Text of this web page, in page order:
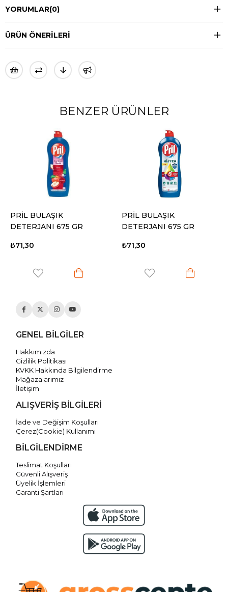
YORUMLAR(0)
ÜRÜN ÖNERILERI
BENZER ÜRÜNLER
PRİL BULAŞIK
DETERJANI 675 GR
₺71,30
PRİL BULAŞIK
DETERJANI 675 GR
₺71,30
GENEL BİLGİLER
Hakkımızda
Gizlilik Politikası
KVKK Hakkında Bilgilendirme
Mağazalarımız
İletişim
ALIŞVERİŞ BİLGİLERİ
İade ve Değişim Koşulları
Çerez(Cookie) Kullanımı
BİLGİLENDİRME
Teslimat Koşulları
Güvenli Alışveriş
Üyelik İşlemleri
Garanti Şartları